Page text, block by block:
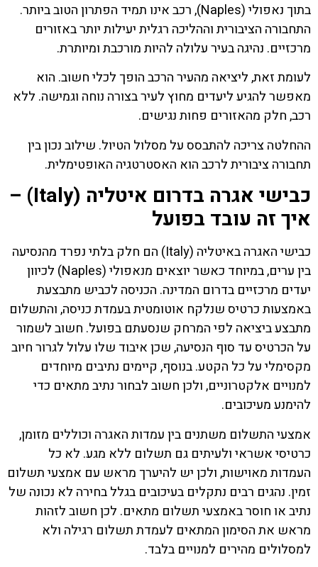
בתוך נאפולי (Naples), רכב אינו תמיד הפתרון הטוב ביותר.
התחבורה הציבורית וההליכה רגלית יעילות יותר באזורים
מרכזיים. נהיגה בעיר עלולה להיות מורכבת ומיותרת.
לעומת זאת, ליציאה מהעיר הרכב הופך לכלי חשוב. הוא
מאפשר להגיע ליעדים מחוץ לעיר בצורה נוחה וגמישה. ללא
רכב, חלק מהאזורים פחות נגישים.
ההחלטה צריכה להתבסס על מסלול הטיול. שילוב נכון בין
תחבורה ציבורית לרכב הוא האסטרטגיה האופטימלית.
כבישי אגרה בדרום איטליה (Italy) –
איך זה עובד בפועל
כבישי האגרה באיטליה (Italy) הם חלק בלתי נפרד מהנסיעה
בין ערים, במיוחד כאשר יוצאים מנאפולי (Naples) לכיוון
יעדים מרכזיים בדרום המדינה. הכניסה לכביש מתבצעת
באמצעות כרטיס שנלקח אוטומטית בעמדת כניסה, והתשלום
מתבצע ביציאה לפי המרחק שנסעתם בפועל. חשוב לשמור
על הכרטיס עד סוף הנסיעה, שכן איבוד שלו עלול לגרור חיוב
מקסימלי על כל הקטע. בנוסף, קיימים נתיבים מיוחדים
למנויים אלקטרוניים, ולכן חשוב לבחור נתיב מתאים כדי
להימנע מעיכובים.
אמצעי התשלום משתנים בין עמדות האגרה וכוללים מזומן,
כרטיסי אשראי ולעיתים גם תשלום ללא מגע. לא כל
העמדות מאוישות, ולכן יש להיערך מראש עם אמצעי תשלום
זמין. נהגים רבים נתקלים בעיכובים בגלל בחירה לא נכונה של
נתיב או חוסר באמצעי תשלום מתאים. לכן חשוב לזהות
מראש את הסימון המתאים לעמדת תשלום רגילה ולא
למסלולים מהירים למנויים בלבד.